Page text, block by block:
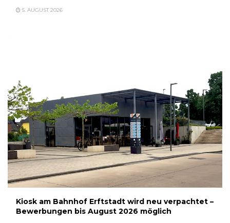
5. AUGUST 2026
Kiosk am Bahnhof Erftstadt wird neu verpachtet –
Bewerbungen bis August 2026 möglich